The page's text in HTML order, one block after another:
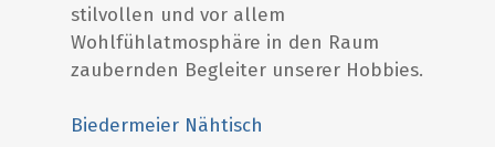
stilvollen und vor allem
Wohlfühlatmosphäre in den Raum
zaubernden Begleiter unserer Hobbies.
Biedermeier Nähtisch